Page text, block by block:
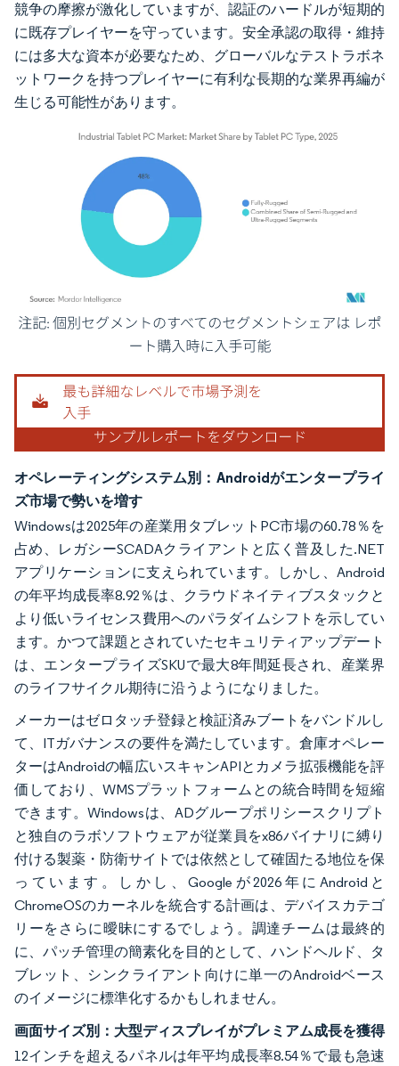
競争の摩擦が激化していますが、認証のハードルが短期的
に既存プレイヤーを守っています。安全承認の取得・維持
には多大な資本が必要なため、グローバルなテストラボネ
ットワークを持つプレイヤーに有利な長期的な業界再編が
生じる可能性があります。
画像 © Mordor Intelligence。再利用にはCC BY 4.0の表示が必要です。
オペレーティングシステム別：Androidがエンタープライ
ズ市場で勢いを増す
Windowsは2025年の産業用タブレットPC市場の60.78％を
占め、レガシーSCADAクライアントと広く普及した.NET
アプリケーションに支えられています。しかし、Android
の年平均成長率8.92％は、クラウドネイティブスタックと
より低いライセンス費用へのパラダイムシフトを示してい
ます。かつて課題とされていたセキュリティアップデート
は、エンタープライズSKUで最大8年間延長され、産業界
のライフサイクル期待に沿うようになりました。
メーカーはゼロタッチ登録と検証済みブートをバンドルし
て、ITガバナンスの要件を満たしています。倉庫オペレー
ターはAndroidの幅広いスキャンAPIとカメラ拡張機能を評
価しており、WMSプラットフォームとの統合時間を短縮
できます。Windowsは、ADグループポリシースクリプト
と独自のラボソフトウェアが従業員をx86バイナリに縛り
付ける製薬・防衛サイトでは依然として確固たる地位を保
っています。しかし、Googleが2026年にAndroidと
ChromeOSのカーネルを統合する計画は、デバイスカテゴ
リーをさらに曖昧にするでしょう。調達チームは最終的
に、パッチ管理の簡素化を目的として、ハンドヘルド、タ
ブレット、シンクライアント向けに単一のAndroidベース
のイメージに標準化するかもしれません。
画面サイズ別：大型ディスプレイがプレミアム成長を獲得
12インチを超えるパネルは年平均成長率8.54％で最も急速